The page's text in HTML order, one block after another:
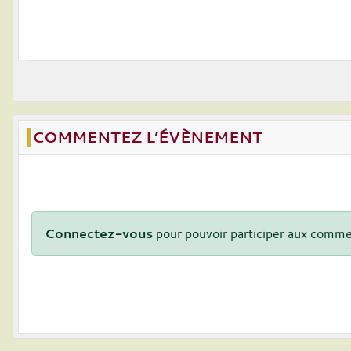
COMMENTEZ L’ÉVÈNEMENT
Connectez-vous pour pouvoir participer aux